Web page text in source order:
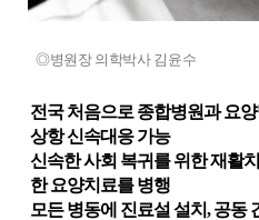
◎병원장 의학박사 김윤수
전국 처음으로 종합병원과 요
상항 신속대응 가능
신속한 사회 복귀를 위한 재활
한 요양치료를 병행
모든 병동에 진료설 설치, 공동